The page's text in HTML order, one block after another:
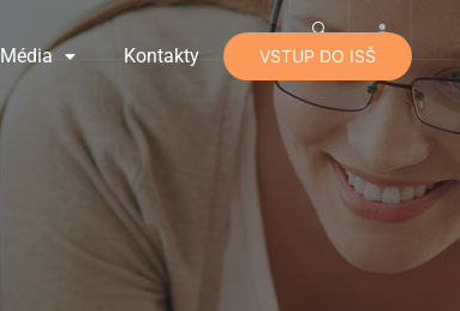
Média Kontakty VSTUP DO ISŠ